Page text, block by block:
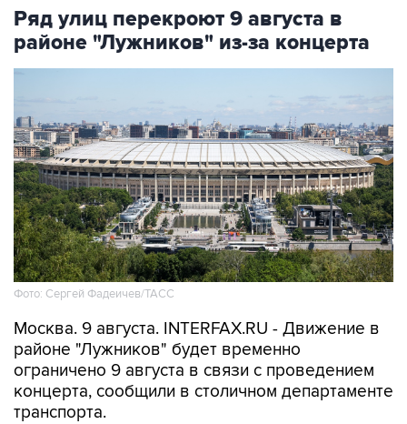
Ряд улиц перекроют 9 августа в
районе "Лужников" из-за концерта
Фото: Сергей Фадеичев/ТАСС
Москва. 9 августа. INTERFAX.RU - Движение в
районе "Лужников" будет временно
ограничено 9 августа в связи с проведением
концерта, сообщили в столичном департаменте
транспорта.